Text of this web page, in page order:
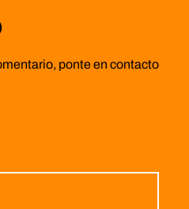
ponte en contacto